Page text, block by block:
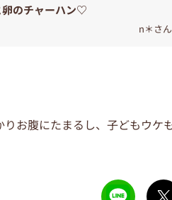
のチャーハン♡
n＊さん
お腹にたまるし、子どもウケ